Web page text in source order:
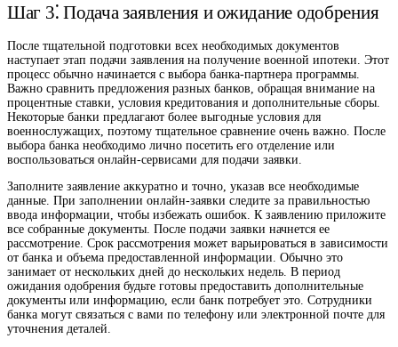
Шаг 3⁚ Подача заявления и ожидание одобрения
После тщательной подготовки всех необходимых документов
наступает этап подачи заявления на получение военной ипотеки. Этот
процесс обычно начинается с выбора банка-партнера программы.
Важно сравнить предложения разных банков, обращая внимание на
процентные ставки, условия кредитования и дополнительные сборы.
Некоторые банки предлагают более выгодные условия для
военнослужащих, поэтому тщательное сравнение очень важно. После
выбора банка необходимо лично посетить его отделение или
воспользоваться онлайн-сервисами для подачи заявки.
Заполните заявление аккуратно и точно, указав все необходимые
данные. При заполнении онлайн-заявки следите за правильностью
ввода информации, чтобы избежать ошибок. К заявлению приложите
все собранные документы. После подачи заявки начнется ее
рассмотрение. Срок рассмотрения может варьироваться в зависимости
от банка и объема предоставленной информации. Обычно это
занимает от нескольких дней до нескольких недель. В период
ожидания одобрения будьте готовы предоставить дополнительные
документы или информацию, если банк потребует это. Сотрудники
банка могут связаться с вами по телефону или электронной почте для
уточнения деталей.